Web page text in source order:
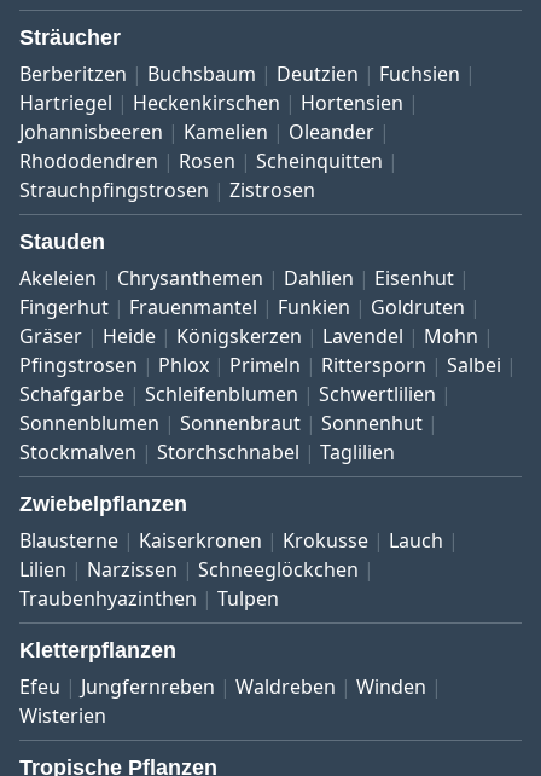
Sträucher
Berberitzen Buchsbaum Deutzien
Fuchsien
Hartriegel
Heckenkirschen
Hortensien
Johannisbeeren
Kamelien
Oleander
Rhododendren
Rosen
Scheinquitten
Strauchpfingstrosen
Zistrosen
Stauden
Akeleien Chrysanthemen Dahlien
Eisenhut
Fingerhut
Frauenmantel Funkien
Goldruten
Gräser
Heide Königskerzen Lavendel
Mohn
Pfingstrosen
Phlox Primeln Rittersporn
Salbei
Schafgarbe
Schleifenblumen
Schwertlilien
Sonnenblumen
Sonnenbraut
Sonnenhut
Stockmalven
Storchschnabel Taglilien
Zwiebelpflanzen
Blausterne Kaiserkronen Krokusse
Lauch
Lilien
Narzissen
Schneeglöckchen
Traubenhyazinthen
Tulpen
Kletterpflanzen
Efeu Jungfernreben Waldreben
Winden
Wisterien
Tropische Pflanzen